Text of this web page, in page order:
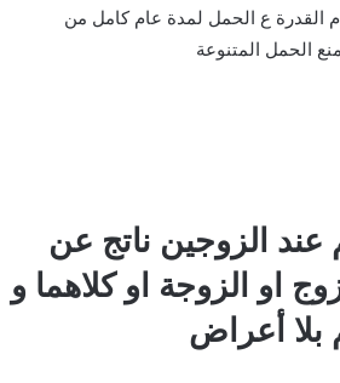
القدرة ع الحمل لمدة عام كامل من
الحمل المتنوعة
عند الزوجين ناتج عن
او الزوجة او كلاهما و
بلا أعراض